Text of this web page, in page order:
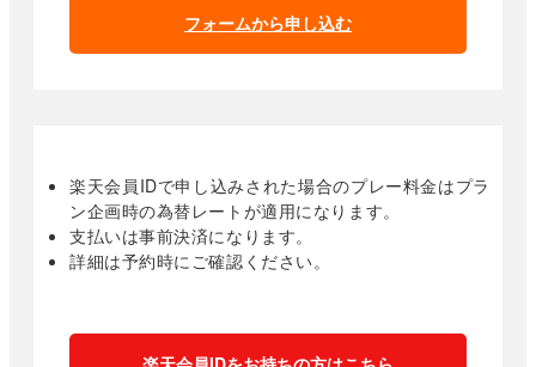
フォームから申し込む
楽天会員IDで申し込みされた場合のプレー料金はプラ
ン企画時の為替レートが適用になります。
支払いは事前決済になります。
詳細は予約時にご確認ください。